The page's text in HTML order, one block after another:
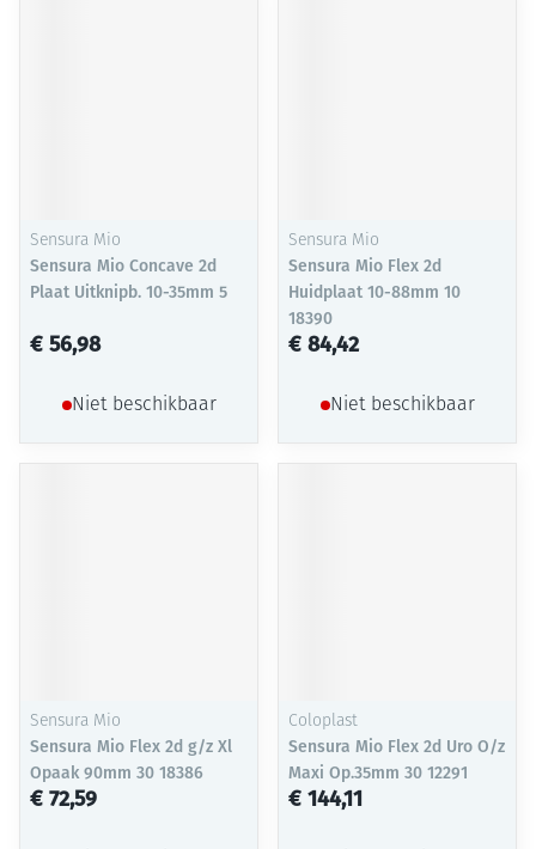
Sensura Mio
Sensura Mio Concave 2d
Plaat Uitknipb. 10-35mm 5
€ 56,98
Niet beschikbaar
Sensura Mio
Sensura Mio Flex 2d
Huidplaat 10-88mm 10
18390
€ 84,42
Niet beschikbaar
Sensura Mio
Sensura Mio Flex 2d g/z Xl
Opaak 90mm 30 18386
€ 72,59
Coloplast
Sensura Mio Flex 2d Uro O/z
Maxi Op.35mm 30 12291
€ 144,11